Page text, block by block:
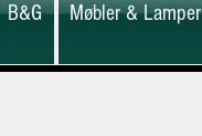
B&G Møbler & Lamper